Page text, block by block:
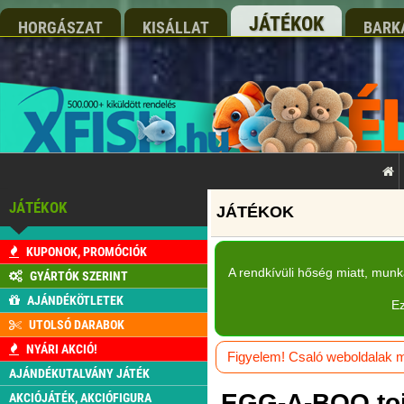
HORGÁSZAT KISÁLLAT JÁTÉKOK
JÁTÉKOK
KUPONOK, PROMÓCIÓK
GYÁRTÓK SZERINT
AJÁNDÉKÖTLETEK
UTOLSÓ DARABOK
NYÁRI AKCIÓ!
AJÁNDÉKUTALVÁNY JÁTÉK
AKCIÓJÁTÉK, AKCIÓFIGURA
A rendkívüli hőség miatt,
Figyelem! Csaló weboldalak